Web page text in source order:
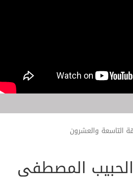
التاسعة والعشرون
المصطفى